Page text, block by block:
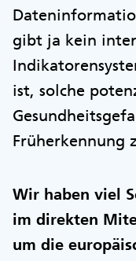
gibt ja kein
ist, solche
Früherkennung
Wir haben viel
im direkten
um die